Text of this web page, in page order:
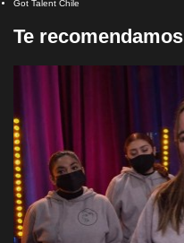
Got Talent Chile
Te recomendamos